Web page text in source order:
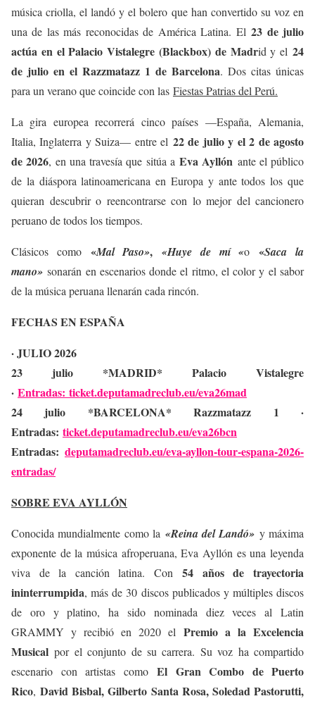
música criolla, el landó y el bolero que han convertido su voz en
una de las más reconocidas de América Latina. El23 de julio
actúa en el Palacio Vistalegre (Blackbox) de Madrid y el24
de julio en el Razzmatazz 1 de Barcelona. Dos citas únicas
para un verano que coincide con las Fiestas Patrias del Perú.
La gira europea recorrerá cinco países —España, Alemania,
Italia, Inglaterra y Suiza— entre el 22 de julio y el 2 de agosto
de 2026, en una travesía que sitúa a Eva Ayllón ante el público
de la diáspora latinoamericana en Europa y ante todos los que
quieran descubrir o reencontrarse con lo mejor del cancionero
peruano de todos los tiempos.
Clásicos como «Mal Paso»,«Huye de mí «o«Saca la
mano» sonarán en escenarios donde el ritmo, el color y el sabor
de la música peruana llenarán cada rincón.
FECHAS EN ESPAÑA
· JULIO 2026
23 julio *MADRID* Palacio Vistalegre
· Entradas: ticket.deputamadreclub.eu/eva26mad
24 julio *BARCELONA* Razzmatazz 1 ·
Entradas: ticket.deputamadreclub.eu/eva26bcn
Entradas: deputamadreclub.eu/eva-ayllon-tour-espana-2026-
entradas/
SOBRE EVA AYLLÓN
Conocida mundialmente como la «Reina del Landó» y máxima
exponente de la música afroperuana, Eva Ayllón es una leyenda
viva de la canción latina. Con54 años de trayectoria
ininterrumpida, más de 30 discos publicados y múltiples discos
de oro y platino, ha sido nominada diez veces al Latin
GRAMMY y recibió en 2020 el Premio a la Excelencia
Musical por el conjunto de su carrera. Su voz ha compartido
escenario con artistas como El Gran Combo de Puerto
Rico,David Bisbal, Gilberto Santa Rosa, Soledad Pastorutti,